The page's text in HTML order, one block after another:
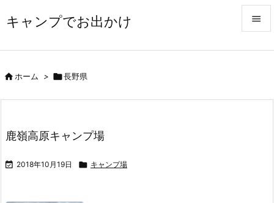
キャンプでお出かけ 
ホーム > 長野県
鹿嶺高原キャンプ場
 2018年10月19日  キャンプ場